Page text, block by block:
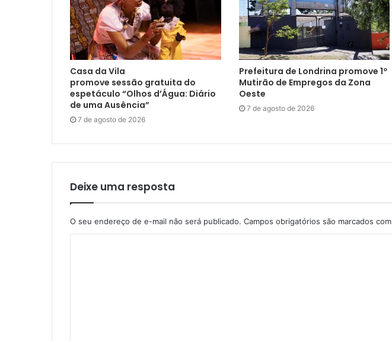
Casa da Vila
promove sessão gratuita do
espetáculo “Olhos d’Água: Diário
de uma Ausência”
7 de agosto de 2026
Prefeitura de Londrina promove 1º
Mutirão de Empregos da Zona
Oeste
7 de agosto de 2026
Deixe uma resposta
O seu endereço de e-mail não será publicado. Campos obrigatórios são marcados com